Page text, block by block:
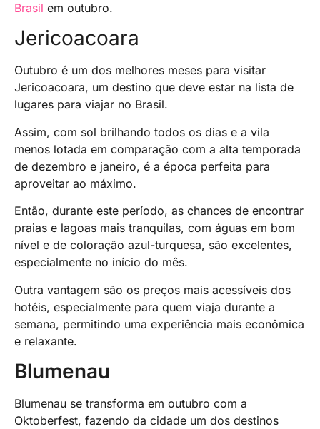
Brasil em outubro.
Jericoacoara
Outubro é um dos melhores meses para visitar
Jericoacoara, um destino que deve estar na lista de
lugares para viajar no Brasil.
Assim, com sol brilhando todos os dias e a vila
menos lotada em comparação com a alta temporada
de dezembro e janeiro, é a época perfeita para
aproveitar ao máximo.
Então, durante este período, as chances de encontrar
praias e lagoas mais tranquilas, com águas em bom
nível e de coloração azul-turquesa, são excelentes,
especialmente no início do mês.
Outra vantagem são os preços mais acessíveis dos
hotéis, especialmente para quem viaja durante a
semana, permitindo uma experiência mais econômica
e relaxante.
Blumenau
Blumenau se transforma em outubro com a
Oktoberfest, fazendo da cidade um dos destinos